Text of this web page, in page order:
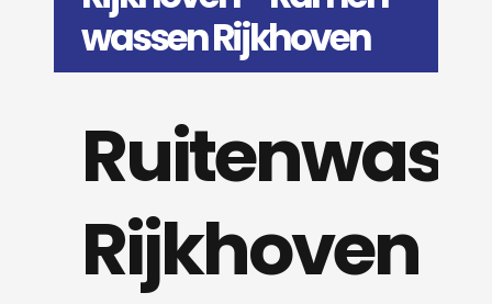
wassen Rijkhoven
Rijkhoven